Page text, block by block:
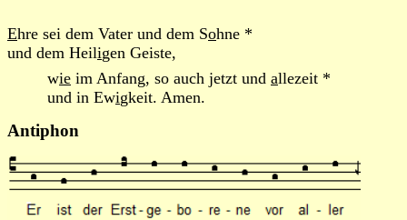
Ehre sei dem Vater und dem Sohne *
und dem Heiligen Geiste,
wie im Anfang, so auch jetzt und allezeit *
und in Ewigkeit. Amen.
Antiphon